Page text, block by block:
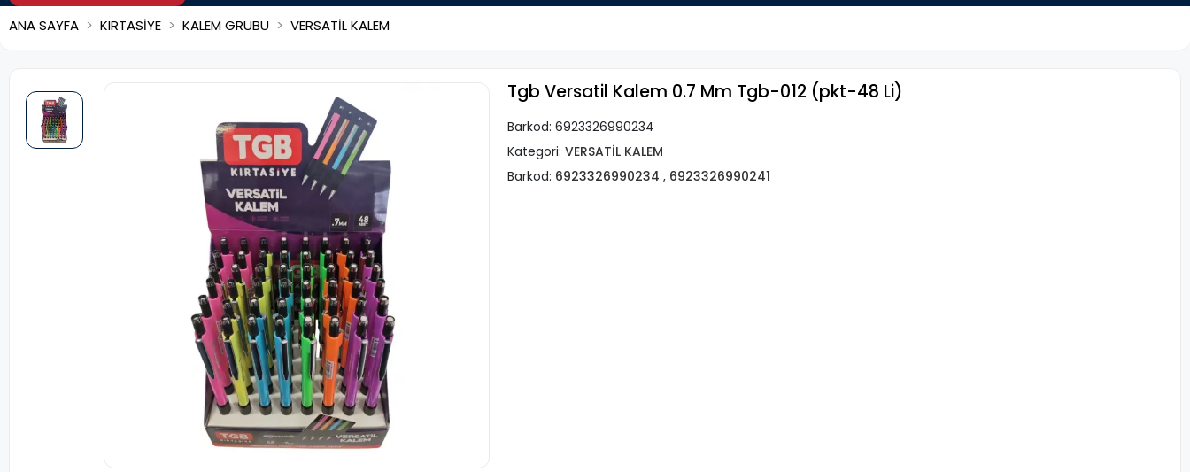
ANA SAYFA KIRTASİYE KALEM GRUBU VERSATİL KALEM
Tgb Versatil Kalem 0.7 Mm Tgb-012 (pkt-48 Li)
Barkod: 6923326990234
Kategori: VERSATİL KALEM
Barkod: 6923326990234 , 6923326990241